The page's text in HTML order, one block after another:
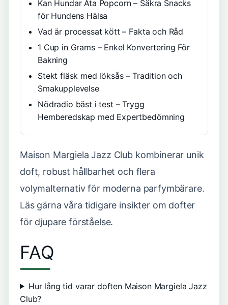
Kan Hundar Äta Popcorn – Säkra Snacks
för Hundens Hälsa
Vad är processat kött – Fakta och Råd
1 Cup in Grams – Enkel Konvertering För
Bakning
Stekt fläsk med löksås – Tradition och
Smakupplevelse
Nödradio bäst i test – Trygg
Hemberedskap med Expertbedömning
Maison Margiela Jazz Club kombinerar unik
doft, robust hållbarhet och flera
volymalternativ för moderna parfymbärare.
Läs gärna våra tidigare insikter om dofter
för djupare förståelse.
FAQ
Hur lång tid varar doften Maison Margiela Jazz
Club?